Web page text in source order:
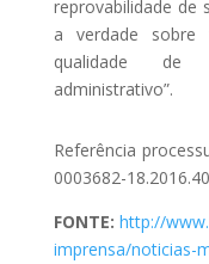
reprovabilidade de
a verdade sobre
qualidade de
administrativo”.
Referência
0003682-
FONTE: http://
imprensa/noticias-